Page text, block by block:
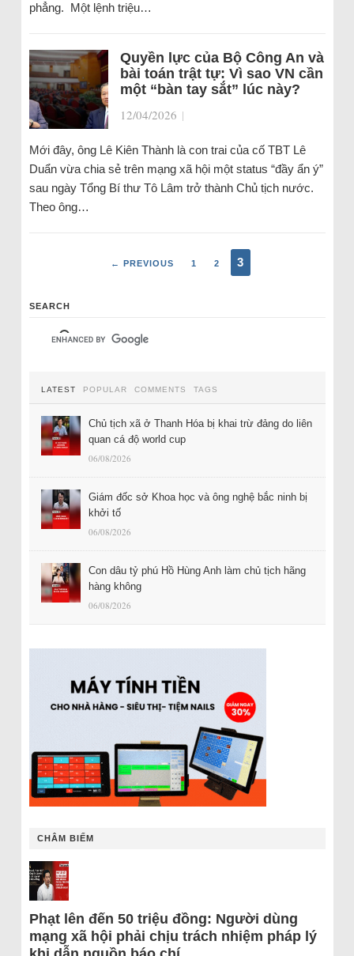
phẳng. Một lệnh triệu…
Quyền lực của Bộ Công An và
bài toán trật tự: Vì sao VN cần
một “bàn tay sắt” lúc này?
12/04/2026 |
Mới đây, ông Lê Kiên Thành là con trai của cố TBT Lê
Duẩn vừa chia sẻ trên mạng xã hội một status “đầy ẩn ý”
sau ngày Tổng Bí thư Tô Lâm trở thành Chủ tịch nước.
Theo ông…
← PREVIOUS 1 2 3
SEARCH
LATEST POPULAR COMMENTS TAGS
Chủ tịch xã ở Thanh Hóa bị khai trừ đảng do liên
quan cá độ world cup
06/08/2026
Giám đốc sở Khoa học và ông nghệ bắc ninh bị
khởi tố
06/08/2026
Con dâu tỷ phú Hồ Hùng Anh làm chủ tịch hãng
hàng không
06/08/2026
CHÂM BIẾM
Phạt lên đến 50 triệu đồng: Người dùng
mạng xã hội phải chịu trách nhiệm pháp lý